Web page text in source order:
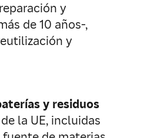
y
de 10 años-,
y
y residuos
la UE, incluidas